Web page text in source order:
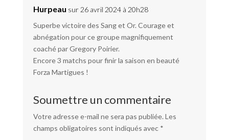
Hurpeau sur 26 avril 2024 à 20h28
Superbe victoire des Sang et Or. Courage et
abnégation pour ce groupe magnifiquement
coaché par Gregory Poirier.
Encore 3 matchs pour finir la saison en beauté
Forza Martigues !
Soumettre un commentaire
Votre adresse e-mail ne sera pas publiée. Les
champs obligatoires sont indiqués avec *